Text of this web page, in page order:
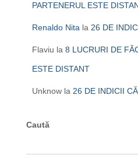
PARTENERUL ESTE
Renaldo Nita la 26 DE
Flaviu la 8 LUCRURI DE
ESTE DISTANT
Unknow la 26 DE INDICII
Caută